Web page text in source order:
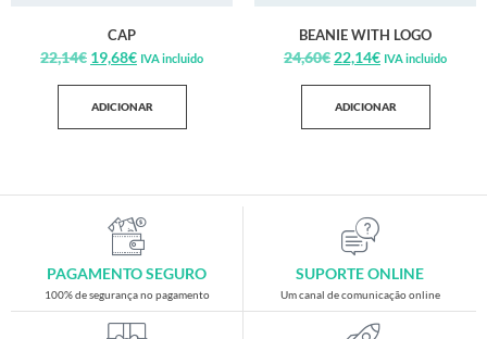
CAP
22,14€ 19,68€ IVA incluido
ADICIONAR
BEANIE WITH LOGO
24,60€ 22,14€ IVA incluido
ADICIONAR
PAGAMENTO SEGURO
100% de segurança no pagamento
SUPORTE ONLINE
Um canal de comunicação online